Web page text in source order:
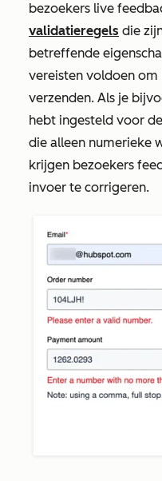
bezoekers live
validatieregels die
betreffende
vereisten voldoen
verzenden. Als je
hebt ingesteld voor
die alleen numerieke
krijgen bezoekers
invoer te corrigeren.